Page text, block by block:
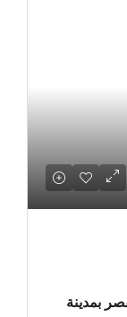
القصر بمدينة